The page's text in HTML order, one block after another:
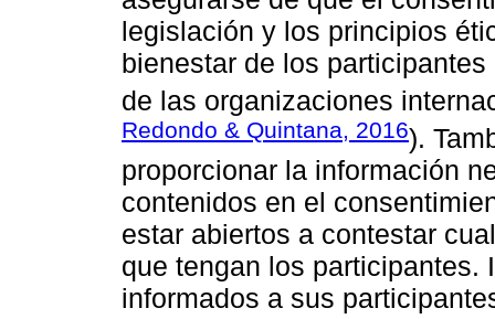
legislación y los principios
bienestar de los
de las organizaciones
Redondo & Quintana, 2016).
proporcionar la información
contenidos en el
estar abiertos a contestar
que tengan los participantes.
informados a sus